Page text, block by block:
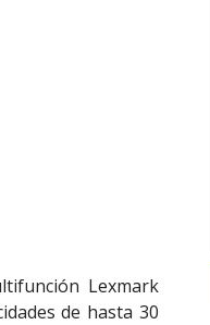
Lexmark
de hasta 30